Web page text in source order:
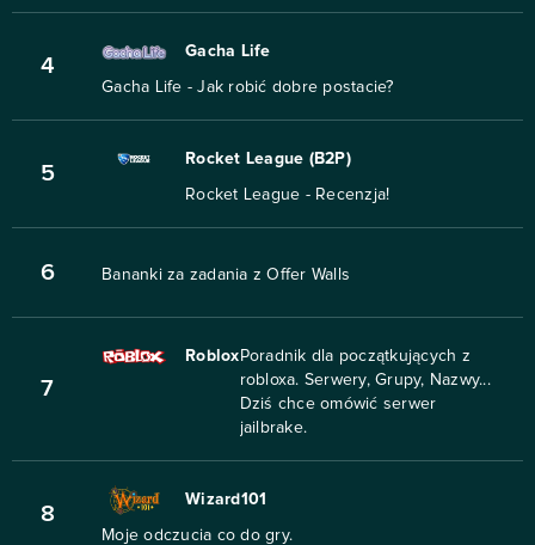
4
Gacha Life
Gacha Life - Jak robić dobre postacie?
5
Rocket League (B2P)
Rocket League - Recenzja!
6 Bananki za zadania z Offer Walls
7
Roblox Poradnik dla początkujących z
robloxa. Serwery, Grupy, Nazwy...
Dziś chce omówić serwer
jailbrake.
8
Wizard101
Moje odczucia co do gry.